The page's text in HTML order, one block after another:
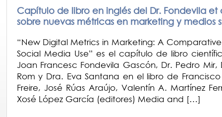
Capítulo de libro en inglés del Dr. Fondevila et
sobre nuevas métricas en marketing y medios
“New Digital Metrics in Marketing: A
Social Media Use” es el capítulo de libro
Joan Francesc Fondevila Gascón, Dr. Pedro Mir,
Rom y Dra. Eva Santana en el libro de
Freire, José Rúas Araújo, Valentín A. Martínez
Xosé López García (editores) Media and […]